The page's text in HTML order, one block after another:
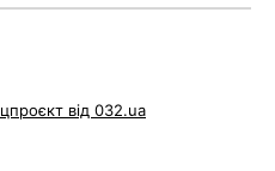
від 032.ua